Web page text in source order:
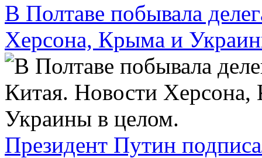
В Полтаве побывала
Херсона, Крыма и
Президент Путин